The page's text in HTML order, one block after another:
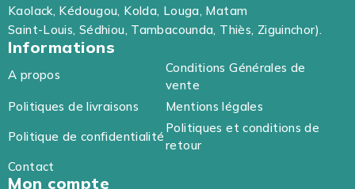
Kaolack, Kédougou, Kolda, Louga, Matam
Saint-Louis, Sédhiou, Tambacounda, Thiès, Ziguinchor).
Informations
A propos
Conditions Générales de
vente
Politiques de livraisons
Mentions légales
Politique de confidentialité
Politiques et conditions de
retour
Contact
Mon compte